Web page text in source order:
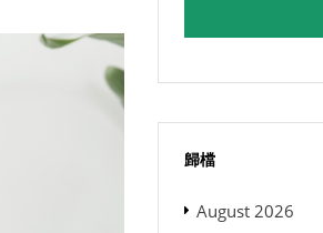
歸檔
August 2026